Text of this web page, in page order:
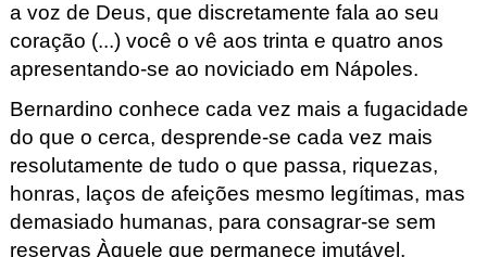
a voz de Deus, que discretamente fala ao seu
coração (...) você o vê aos trinta e quatro anos
apresentando-se ao noviciado em Nápoles.
Bernardino conhece cada vez mais a fugacidade
do que o cerca, desprende-se cada vez mais
resolutamente de tudo o que passa, riquezas,
honras, laços de afeições mesmo legítimas, mas
demasiado humanas, para consagrar-se sem
reservas Àquele que permanece imutável,